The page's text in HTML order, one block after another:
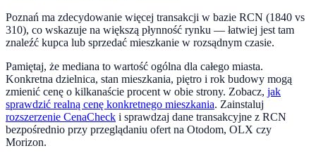
Poznań ma zdecydowanie więcej transakcji w bazie RCN (1840 vs
310), co wskazuje na większą płynność rynku — łatwiej jest tam
znaleźć kupca lub sprzedać mieszkanie w rozsądnym czasie.
Pamiętaj, że mediana to wartość ogólna dla całego miasta.
Konkretna dzielnica, stan mieszkania, piętro i rok budowy mogą
zmienić cenę o kilkanaście procent w obie strony. Zobacz, jak
sprawdzić realną cenę konkretnego mieszkania. Zainstaluj
rozszerzenie CenaCheck i sprawdzaj dane transakcyjne z RCN
bezpośrednio przy przeglądaniu ofert na Otodom, OLX czy
Morizon.